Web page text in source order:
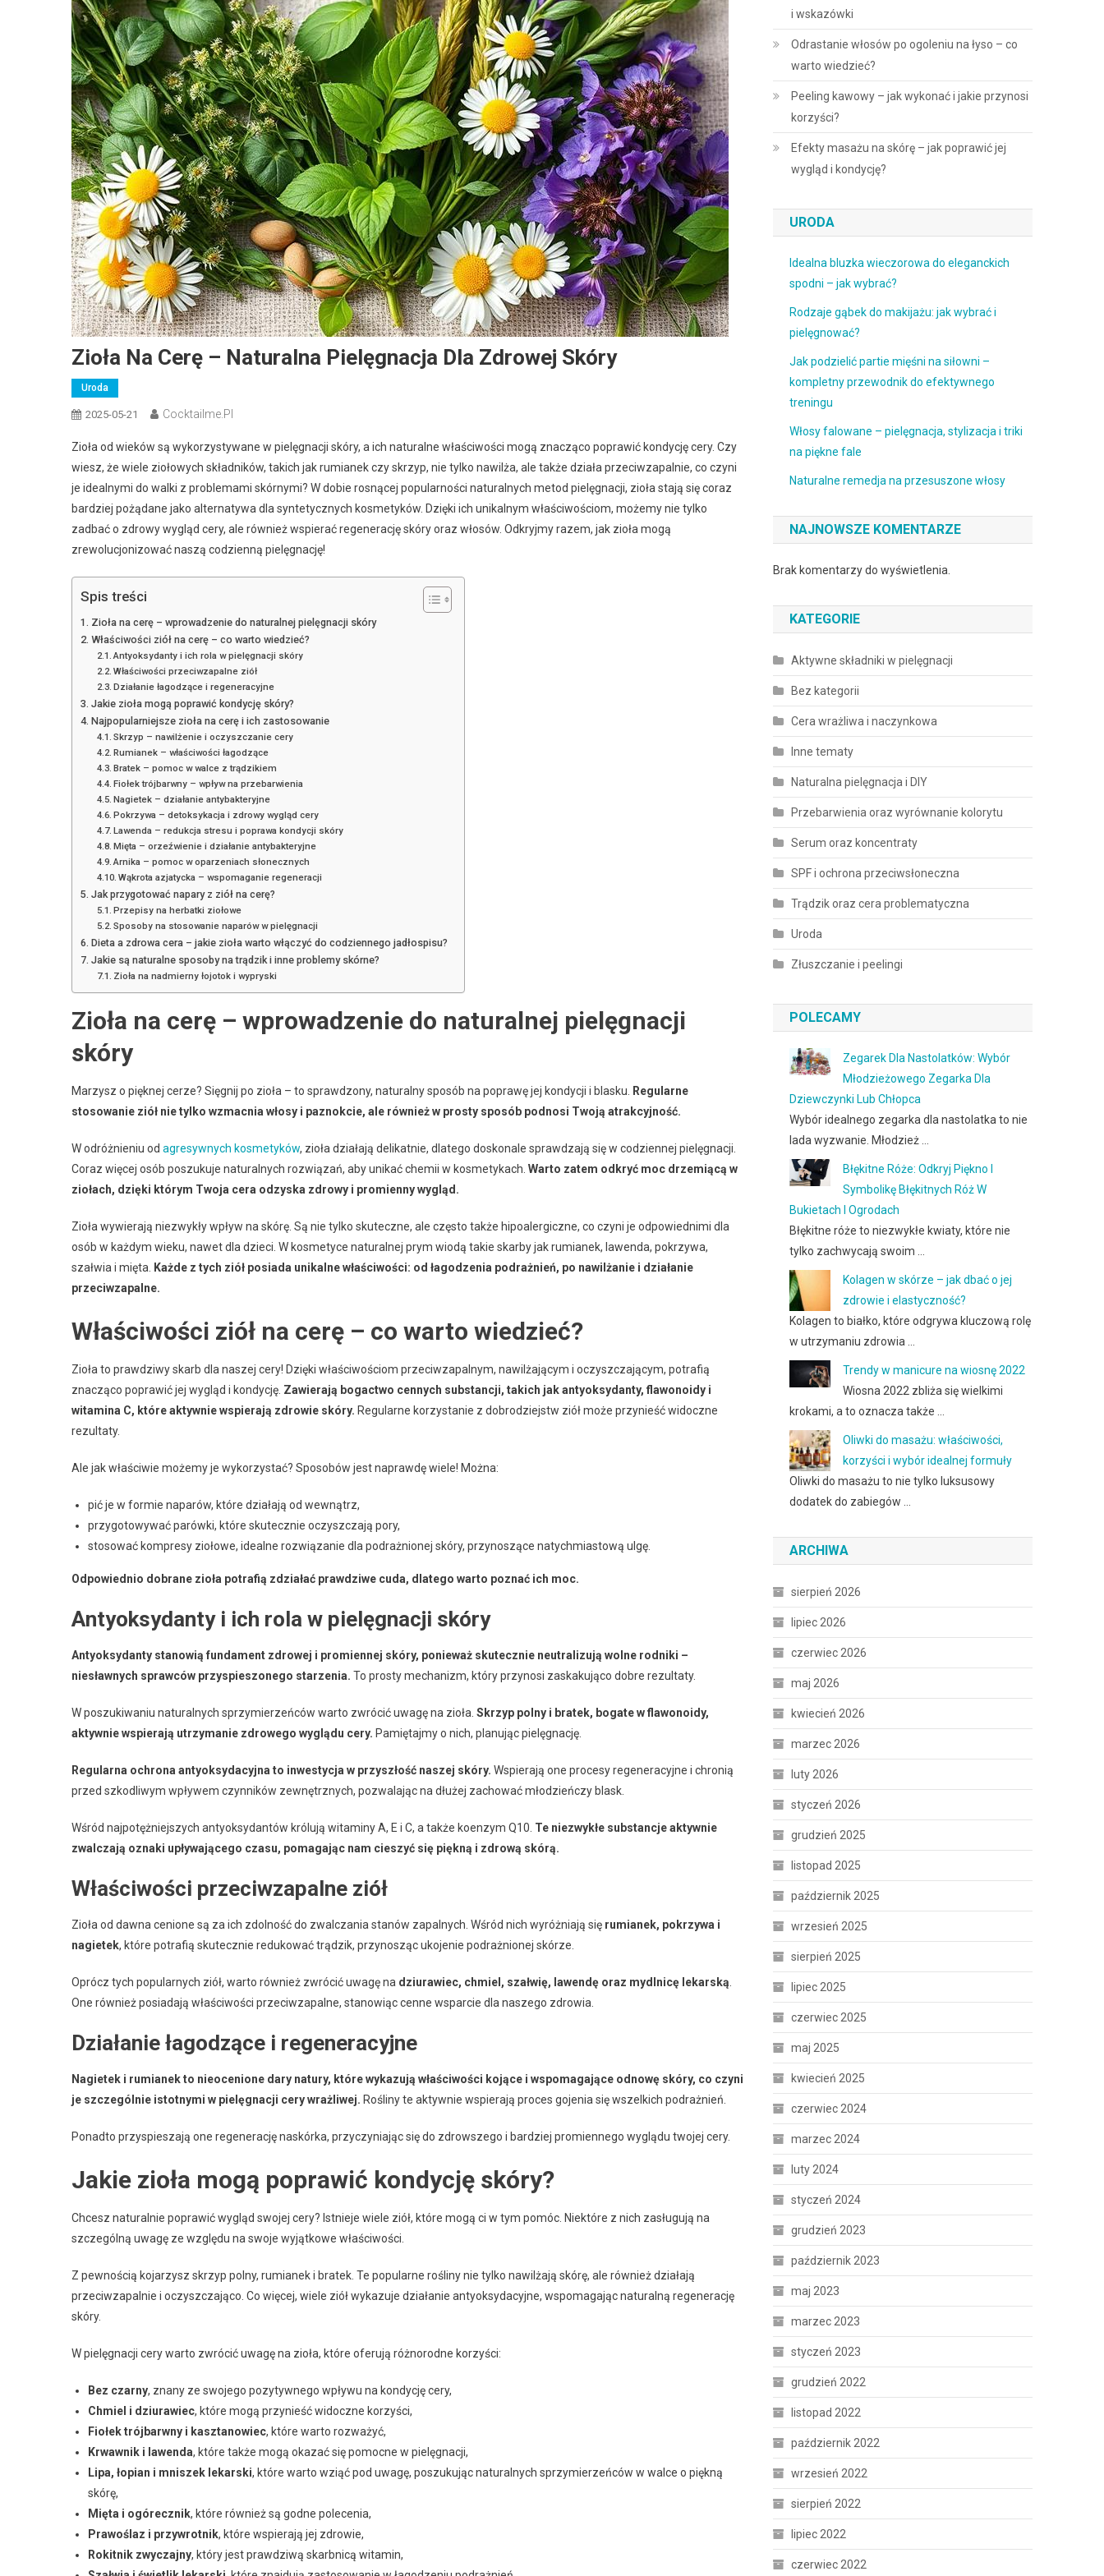
Zioła Na Cerę – Naturalna Pielęgnacja Dla Zdrowej Skóry
Uroda
2025-05-21 Cocktailme.pl
Zioła od wieków są wykorzystywane w pielęgnacji skóry, a ich naturalne właściwości mogą znacząco poprawić kondycję cery. Czy
wiesz, że wiele ziołowych składników, takich jak rumianek czy skrzyp, nie tylko nawilża, ale także działa przeciwzapalnie, co czyni
je idealnymi do walki z problemami skórnymi? W dobie rosnącej popularności naturalnych metod pielęgnacji, zioła stają się coraz
bardziej pożądane jako alternatywa dla syntetycznych kosmetyków. Dzięki ich unikalnym właściwościom, możemy nie tylko
zadbać o zdrowy wygląd cery, ale również wspierać regenerację skóry oraz włosów. Odkryjmy razem, jak zioła mogą
zrewolucjonizować naszą codzienną pielęgnację!
Spis treści
Zioła na cerę – wprowadzenie do naturalnej pielęgnacji skóry
Właściwości ziół na cerę – co warto wiedzieć?
Antyoksydanty i ich rola w pielęgnacji skóry
Właściwości przeciwzapalne ziół
Działanie łagodzące i regeneracyjne
Jakie zioła mogą poprawić kondycję skóry?
Najpopularniejsze zioła na cerę i ich zastosowanie
Skrzyp – nawilżenie i oczyszczanie cery
Rumianek – właściwości łagodzące
Bratek – pomoc w walce z trądzikiem
Fiołek trójbarwny – wpływ na przebarwienia
Nagietek – działanie antybakteryjne
Pokrzywa – detoksykacja i zdrowy wygląd cery
Lawenda – redukcja stresu i poprawa kondycji skóry
Mięta – orzeźwienie i działanie antybakteryjne
Arnika – pomoc w oparzeniach słonecznych
Wąkrota azjatycka – wspomaganie regeneracji
Jak przygotować napary z ziół na cerę?
Przepisy na herbatki ziołowe
Sposoby na stosowanie naparów w pielęgnacji
Dieta a zdrowa cera – jakie zioła warto włączyć do codziennego jadłospisu?
Jakie są naturalne sposoby na trądzik i inne problemy skórne?
Zioła na nadmierny łojotok i wypryski
Zioła na cerę – wprowadzenie do naturalnej pielęgnacji
skóry
Marzysz o pięknej cerze? Sięgnij po zioła – to sprawdzony, naturalny sposób na poprawę jej kondycji i blasku.
Regularne
stosowanie ziół nie tylko wzmacnia włosy i paznokcie, ale również w prosty sposób podnosi Twoją atrakcyjność.
W odróżnieniu od agresywnych kosmetyków, zioła działają delikatnie, dlatego doskonale sprawdzają się w codziennej pielęgnacji.
Coraz więcej osób poszukuje naturalnych rozwiązań, aby unikać chemii w kosmetykach. Warto zatem odkryć moc drzemiącą w
ziołach, dzięki którym Twoja cera odzyska zdrowy i promienny wygląd.
Zioła wywierają niezwykły wpływ na skórę. Są nie tylko skuteczne, ale często także hipoalergiczne, co czyni je odpowiednimi dla
osób w każdym wieku, nawet dla dzieci. W kosmetyce naturalnej prym wiodą takie skarby jak rumianek, lawenda, pokrzywa,
szałwia i mięta.
Każde z tych ziół posiada unikalne właściwości: od łagodzenia podrażnień, po nawilżanie i działanie
przeciwzapalne.
Właściwości ziół na cerę – co warto wiedzieć?
Zioła to prawdziwy skarb dla naszej cery! Dzięki właściwościom przeciwzapalnym, nawilżającym i oczyszczającym, potrafią
znacząco poprawić jej wygląd i kondycję. Zawierają bogactwo cennych substancji, takich jak antyoksydanty, flawonoidy i
witamina C, które aktywnie wspierają zdrowie skóry. Regularne korzystanie z dobrodziejstw ziół może przynieść widoczne
rezultaty.
Ale jak właściwie możemy je wykorzystać? Sposobów jest naprawdę wiele! Można:
pić je w formie naparów, które działają od wewnątrz,
przygotowywać parówki, które skutecznie oczyszczają pory,
stosować kompresy ziołowe, idealne rozwiązanie dla podrażnionej skóry, przynoszące natychmiastową ulgę.
Odpowiednio dobrane zioła potrafią zdziałać prawdziwe cuda, dlatego warto poznać ich moc.
Antyoksydanty i ich rola w pielęgnacji skóry
Antyoksydanty stanowią fundament zdrowej i promiennej skóry, ponieważ skutecznie neutralizują wolne rodniki –
niesławnych sprawców przyspieszonego starzenia. To prosty mechanizm, który przynosi zaskakująco dobre rezultaty.
W poszukiwaniu naturalnych sprzymierzeńców warto zwrócić uwagę na zioła. Skrzyp polny i bratek, bogate w flawonoidy,
aktywnie wspierają utrzymanie zdrowego wyglądu cery. Pamiętajmy o nich, planując pielęgnację.
Regularna ochrona antyoksydacyjna to inwestycja w przyszłość naszej skóry. Wspierają one procesy regeneracyjne i chronią
przed szkodliwym wpływem czynników zewnętrznych, pozwalając na dłużej zachować młodzieńczy blask.
Wśród najpotężniejszych antyoksydantów królują witaminy A, E i C, a także koenzym Q10. Te niezwykłe substancje aktywnie
zwalczają oznaki upływającego czasu, pomagając nam cieszyć się piękną i zdrową skórą.
Właściwości przeciwzapalne ziół
Zioła od dawna cenione są za ich zdolność do zwalczania stanów zapalnych. Wśród nich wyróżniają się rumianek, pokrzywa i
nagietek, które potrafią skutecznie redukować trądzik, przynosząc ukojenie podrażnionej skórze.
Oprócz tych popularnych ziół, warto również zwrócić uwagę na dziurawiec, chmiel, szałwię, lawendę oraz mydlnicę lekarską
One również posiadają właściwości przeciwzapalne, stanowiąc cenne wsparcie dla naszego zdrowia.
Działanie łagodzące i regeneracyjne
Nagietek i rumianek to nieocenione dary natury, które wykazują właściwości kojące i wspomagające odnowę skóry, co czyni
je szczególnie istotnymi w pielęgnacji cery wrażliwej. Rośliny te aktywnie wspierają proces gojenia się wszelkich podrażnień.
Ponadto przyspieszają one regenerację naskórka, przyczyniając się do zdrowszego i bardziej promiennego wyglądu twojej cery.
Jakie zioła mogą poprawić kondycję skóry?
Chcesz naturalnie poprawić wygląd swojej cery? Istnieje wiele ziół, które mogą ci w tym pomóc. Niektóre z nich zasługują na
szczególną uwagę ze względu na swoje wyjątkowe właściwości.
Z pewnością kojarzysz skrzyp polny, rumianek i bratek. Te popularne rośliny nie tylko nawilżają skórę, ale również działają
przeciwzapalnie i oczyszczająco. Co więcej, wiele ziół wykazuje działanie antyoksydacyjne, wspomagając naturalną regenerację
skóry.
W pielęgnacji cery warto zwrócić uwagę na zioła, które oferują różnorodne korzyści:
Bez czarny, znany ze swojego pozytywnego wpływu na kondycję cery,
Chmiel i dziurawiec, które mogą przynieść widoczne korzyści,
Fiołek trójbarwny i kasztanowiec, które warto rozważyć,
Krwawnik i lawenda, które także mogą okazać się pomocne w pielęgnacji,
Lipa, łopian i mniszek lekarski, które warto wziąć pod uwagę, poszukując naturalnych sprzymierzeńców w walce o piękną
skórę,
Mięta i ogórecznik, które również są godne polecenia,
Prawoślaz i przywrotnik, które wspierają jej zdrowie,
Rokitnik zwyczajny, który jest prawdziwą skarbnicą witamin,
i wskazówki
Odrastanie włosów po ogoleniu na łyso – co
warto wiedzieć?
Peeling kawowy – jak wykonać i jakie przynosi
korzyści?
Efekty masażu na skórę – jak poprawić jej
wygląd i kondycję?
URODA
Idealna bluzka wieczorowa do eleganckich
spodni – jak wybrać?
Rodzaje gąbek do makijażu: jak wybrać i
pielęgnować?
Jak podzielić partie mięśni na siłowni –
kompletny przewodnik do efektywnego
treningu
Włosy falowane – pielęgnacja, stylizacja i triki
na piękne fale
Naturalne remedja na przesuszone włosy
NAJNOWSZE KOMENTARZE
Brak komentarzy do wyświetlenia.
KATEGORIE
Aktywne składniki w pielęgnacji
Bez kategorii
Cera wrażliwa i naczynkowa
Inne tematy
Naturalna pielęgnacja i DIY
Przebarwienia oraz wyrównanie kolorytu
Serum oraz koncentraty
SPF i ochrona przeciwsłoneczna
Trądzik oraz cera problematyczna
Uroda
Złuszczanie i peelingi
POLECAMY
Zegarek Dla Nastolatków: Wybór
Młodzieżowego Zegarka Dla
Dziewczynki Lub Chłopca
Wybór idealnego zegarka dla nastolatka to nie
lada wyzwanie. Młodzież …
Błękitne Róże: Odkryj Piękno I
Symbolikę Błękitnych Róż W
Bukietach I Ogrodach
Błękitne róże to niezwykłe kwiaty, które nie
tylko zachwycają swoim …
Kolagen w skórze – jak dbać o jej
zdrowie i elastyczność?
Kolagen to białko, które odgrywa kluczową rolę
w utrzymaniu zdrowia …
Trendy w manicure na wiosnę 2022
Wiosna 2022 zbliża się wielkimi
krokami, a to oznacza także …
Oliwki do masażu: właściwości,
korzyści i wybór idealnej formuły
Oliwki do masażu to nie tylko luksusowy
dodatek do zabiegów …
ARCHIWA
sierpień 2026
lipiec 2026
czerwiec 2026
maj 2026
kwiecień 2026
marzec 2026
luty 2026
styczeń 2026
grudzień 2025
listopad 2025
październik 2025
wrzesień 2025
sierpień 2025
lipiec 2025
czerwiec 2025
maj 2025
kwiecień 2025
czerwiec 2024
marzec 2024
luty 2024
styczeń 2024
grudzień 2023
październik 2023
maj 2023
marzec 2023
styczeń 2023
grudzień 2022
listopad 2022
październik 2022
wrzesień 2022
sierpień 2022
lipiec 2022
czerwiec 2022